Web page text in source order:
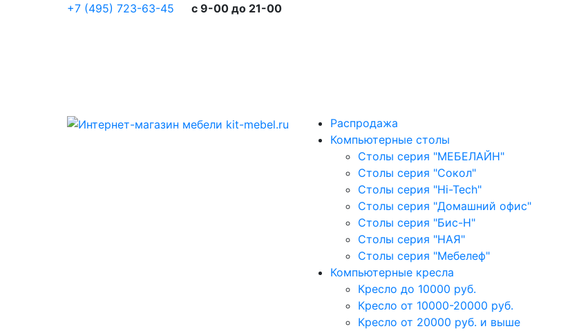
+7 (495) 723-63-45 c 9-00 до 21-00
Распродажа
Компьютерные столы
Столы серия "МЕБЕЛАЙН"
Столы серия "Сокол"
Столы серия "Hi-Tech"
Столы серия "Домашний офис"
Столы серия "Бис-Н"
Столы серия "НАЯ"
Столы серия "Мебелеф"
Компьютерные кресла
Кресло до 10000 руб.
Кресло от 10000-20000 руб.
Кресло от 20000 руб. и выше